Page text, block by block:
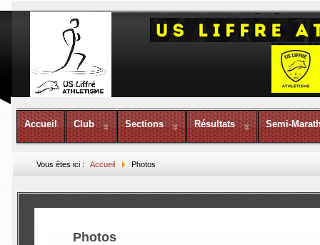
Accueil Club Sections Résultats Semi-
Vous êtes ici :Accueil Photos
Photos